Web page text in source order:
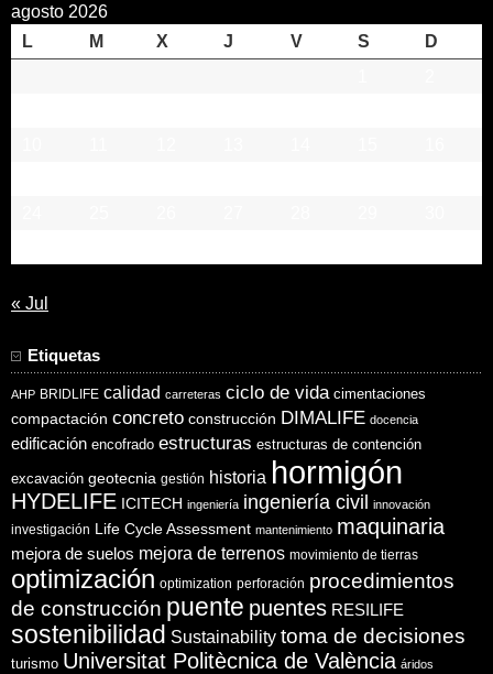
agosto 2026
L
M X J V S
D
« Jul
Etiquetas
AHP BRIDLIFE calidad carreteras ciclo de vida cimentaciones
compactación concreto construcción DIMALIFE docencia
edificación encofrado estructuras estructuras de contención
excavación geotecnia gestión historia hormigón
HYDELIFE ICITECH ingeniería ingeniería civil innovación
investigación Life Cycle Assessment mantenimiento maquinaria
mejora de suelos mejora de terrenos movimiento de tierras
optimización optimization perforación procedimientos
de construcción puente puentes RESILIFE
sostenibilidad Sustainability toma de decisiones
turismo Universitat Politècnica de València áridos